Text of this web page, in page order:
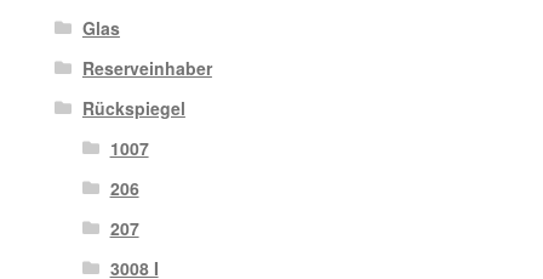
Glas
Reserveinhaber
Rückspiegel
1007
206
207
3008 I